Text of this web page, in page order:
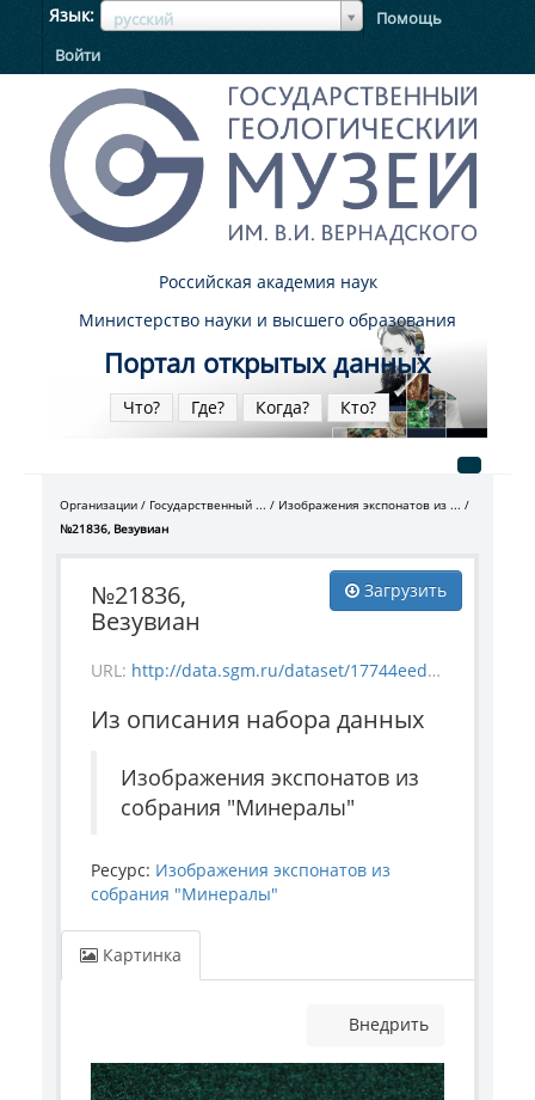
Язык русский
ЯзыкЯзык
Помощь
Войти
Российская академия наук
Министерство науки и высшего образования
Портал открытых данных
Что? Где? Когда? Кто?
Организации Государственный ...
Изображения экспонатов из ...
№21836, Везувиан
Загрузить
№21836,
Везувиан
URL: http://data.sgm.ru/dataset/17744eed-27fa-4a9a-bc72-4e657fa570af/resource/d35c811c-59ea-4112-8ce2-5f7b2863d60a/download/mineral_21836.jpg
Из описания набора данных
Изображения экспонатов из
собрания "Минералы"
Ресурс: Изображения экспонатов из
собрания "Минералы"
Картинка
Внедрить